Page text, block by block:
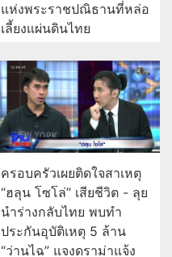
แห่งพระราชปณิธานที่หล่อ
เลี้ยงแผ่นดินไทย
ครอบครัวเผยติดใจสาเหตุ
“ฮลุน โซโล่” เสียชีวิต - ลุย
นำร่างกลับไทย พบทำ
ประกันอุบัติเหตุ 5 ล้าน
“ว่านไฉ” แจงดราม่าแจ้ง